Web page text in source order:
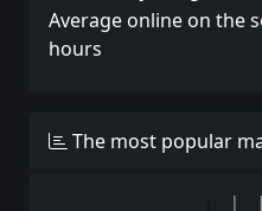
Average online on the
hours
The most popular